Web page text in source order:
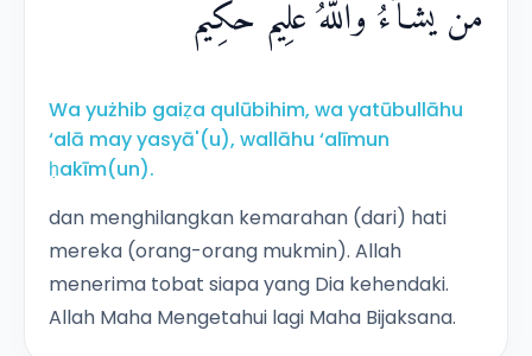
مَنْ يَّشَاۤءُۗ وَاللّٰهُ عَلِيْمٌ حَكِيْمٌ
Wa yużhib gaiẓa qulūbihim, wa yatūbullāhu
‘alā may yasyā'(u), wallāhu ‘alīmun
ḥakīm(un).
dan menghilangkan kemarahan (dari) hati
mereka (orang-orang mukmin). Allah
menerima tobat siapa yang Dia kehendaki.
Allah Maha Mengetahui lagi Maha Bijaksana.